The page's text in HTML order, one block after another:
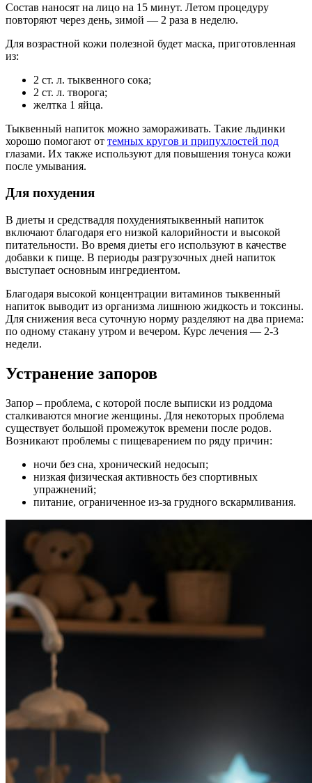
Состав наносят на лицо на 15 минут. Летом процедуру
повторяют через день, зимой — 2 раза в неделю.
Для возрастной кожи полезной будет маска, приготовленная
из:
2 ст. л. тыквенного сока;
2 ст. л. творога;
желтка 1 яйца.
Тыквенный напиток можно замораживать. Такие льдинки
хорошо помогают от темных кругов и припухлостей под
глазами. Их также используют для повышения тонуса кожи
после умывания.
Для похудения
В диеты и средствадля похудениятыквенный напиток
включают благодаря его низкой калорийности и высокой
питательности. Во время диеты его используют в качестве
добавки к пище. В периоды разгрузочных дней напиток
выступает основным ингредиентом.
Благодаря высокой концентрации витаминов тыквенный
напиток выводит из организма лишнюю жидкость и токсины.
Для снижения веса суточную норму разделяют на два приема:
по одному стакану утром и вечером. Курс лечения — 2-3
недели.
Устранение запоров
Запор – проблема, с которой после выписки из роддома
сталкиваются многие женщины. Для некоторых проблема
существует большой промежуток времени после родов.
Возникают проблемы с пищеварением по ряду причин:
ночи без сна, хронический недосып;
низкая физическая активность без спортивных
упражнений;
питание, ограниченное из-за грудного вскармливания.